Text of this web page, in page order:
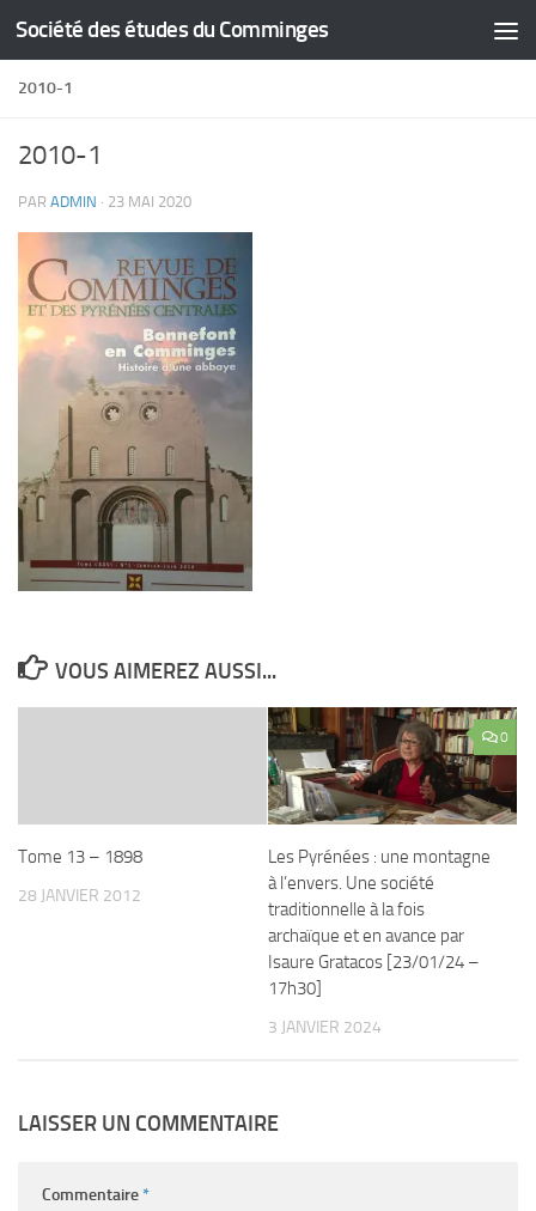
Skip to content
Société des études du Comminges
2010-1
2010-1
PAR ADMIN · 23 MAI 2020
VOUS AIMEREZ AUSSI...
Tome 13 – 1898
28 JANVIER 2012
0
Les Pyrénées : une montagne
à l’envers. Une société
traditionnelle à la fois
archaïque et en avance par
Isaure Gratacos [23/01/24 –
17h30]
3 JANVIER 2024
LAISSER UN COMMENTAIRE
Commentaire*